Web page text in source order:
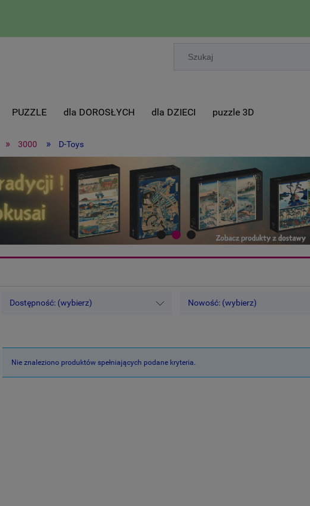
PUZZLE dla DOROSŁYCH dla DZIECI puzzle 3D
» 3000 » D-Toys
Dostępność: (wybierz) Nowość: (wybierz)
Nie znaleziono produktów spełniających podane kryteria.